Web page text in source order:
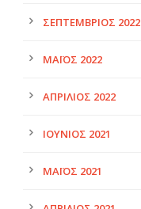
ΣΕΠΤΈΜΒΡΙΟΣ 2022
ΜΆΙΟΣ 2022
ΑΠΡΊΛΙΟΣ 2022
ΙΟΎΝΙΟΣ 2021
ΜΆΙΟΣ 2021